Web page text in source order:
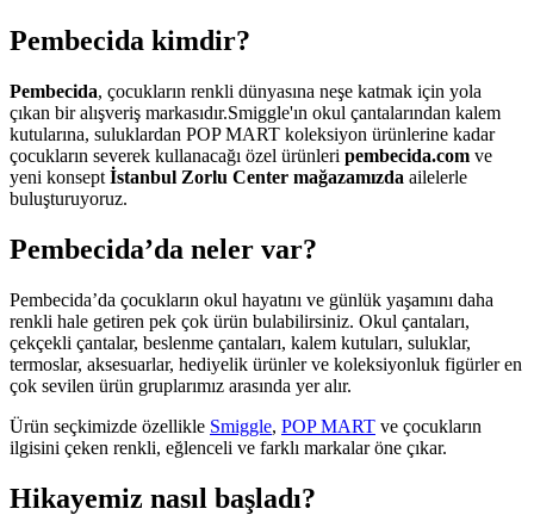
Pembecida kimdir?
Pembecida, çocukların renkli dünyasına neşe katmak için yola
çıkan bir alışveriş markasıdır.Smiggle'ın okul çantalarından kalem
kutularına, suluklardan POP MART koleksiyon ürünlerine kadar
çocukların severek kullanacağı özel ürünleri pembecida.com ve
yeni konsept İstanbul Zorlu Center mağazamızda ailelerle
buluşturuyoruz.
Pembecida’da neler var?
Pembecida’da çocukların okul hayatını ve günlük yaşamını daha
renkli hale getiren pek çok ürün bulabilirsiniz. Okul çantaları,
çekçekli çantalar, beslenme çantaları, kalem kutuları, suluklar,
termoslar, aksesuarlar, hediyelik ürünler ve koleksiyonluk figürler en
çok sevilen ürün gruplarımız arasında yer alır.
Ürün seçkimizde özellikle Smiggle, POP MART ve çocukların
ilgisini çeken renkli, eğlenceli ve farklı markalar öne çıkar.
Hikayemiz nasıl başladı?